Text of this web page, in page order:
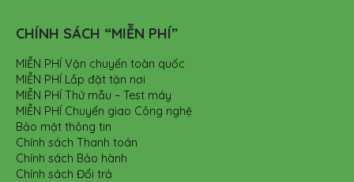
CHÍNH SÁCH “MIỄN PHÍ”
MIỄN PHÍ Vận chuyển toàn quốc
MIỄN PHÍ Lắp đặt tận nơi
MIỄN PHÍ Thử mẫu – Test máy
MIỄN PHÍ Chuyển giao Công nghệ
Bảo mật thông tin
Chính sách Thanh toán
Chính sách Bảo hành
Chính sách Đổi trả